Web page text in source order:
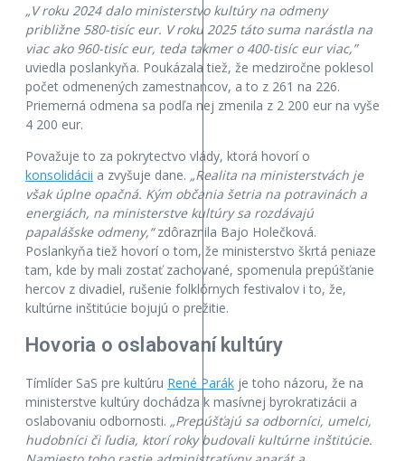
„V roku 2024 dalo ministerstvo kultúry na odmeny
približne 580-tisíc eur. V roku 2025 táto suma narástla na
viac ako 960-tisíc eur, teda takmer o 400-tisíc eur viac,”
uviedla poslankyňa. Poukázala tiež, že medziročne poklesol
počet odmenených zamestnancov, a to z 261 na 226.
Priemerná odmena sa podľa nej zmenila z 2 200 eur na vyše
4 200 eur.
Považuje to za pokrytectvo vlády, ktorá hovorí o
konsolidácii a zvyšuje dane. „Realita na ministerstvách je
však úplne opačná. Kým občania šetria na potravinách a
energiách, na ministerstve kultúry sa rozdávajú
papalášske odmeny,“zdôraznila Bajo Holečková.
Poslankyňa tiež hovorí o tom, že ministerstvo škrtá peniaze
tam, kde by mali zostať zachované, spomenula prepúšťanie
hercov z divadiel, rušenie folklórnych festivalov i to, že,
kultúrne inštitúcie bojujú o prežitie.
Hovoria o oslabovaní kultúry
Tímlíder SaS pre kultúru René Parák je toho názoru, že na
ministerstve kultúry dochádza k masívnej byrokratizácii a
oslabovaniu odbornosti. „Prepúšťajú sa odborníci, umelci,
hudobníci či ľudia, ktorí roky budovali kultúrne inštitúcie.